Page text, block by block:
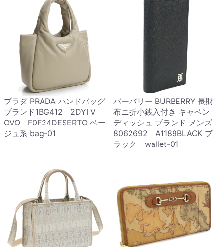
プラダ PRADA ハンドバッグ
ブランド1BG412 2DYI V
OVO F0F24DESERTO ベー
ジュ系 bag-01
バーバリー BURBERRY 長財
布ニ折小銭入付き キャベン
ディッシュ ブランド メンズ
8062692 A1189BLACK ブ
ラック wallet-01